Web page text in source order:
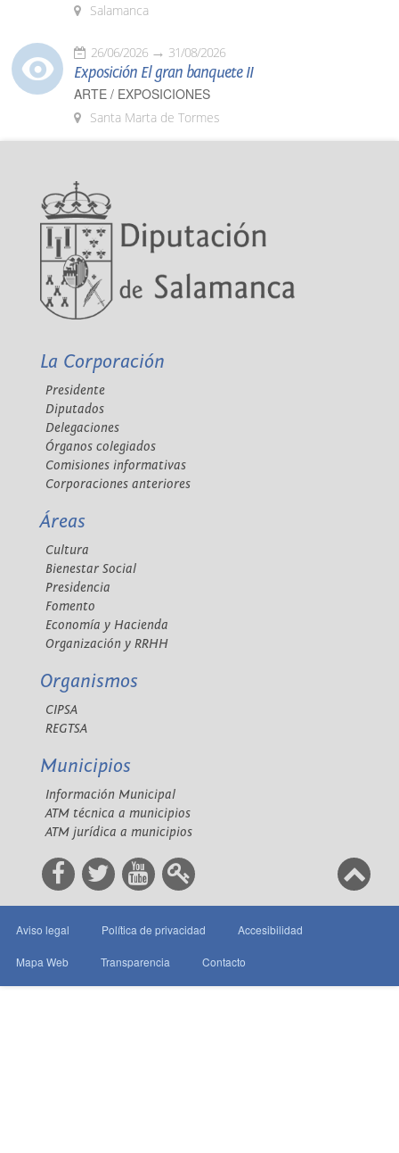
Salamanca
26/06/2026 31/08/2026
Exposición El gran banquete II
ARTE / EXPOSICIONES
Santa Marta de Tormes
La Corporación
Presidente
Diputados
Delegaciones
Órganos colegiados
Comisiones informativas
Corporaciones anteriores
Áreas
Cultura
Bienestar Social
Presidencia
Fomento
Economía y Hacienda
Organización y RRHH
Organismos
CIPSA
REGTSA
Municipios
Información Municipal
ATM técnica a municipios
ATM jurídica a municipios
Aviso legal Política de privacidad Accesibilidad
Mapa Web Transparencia Contacto